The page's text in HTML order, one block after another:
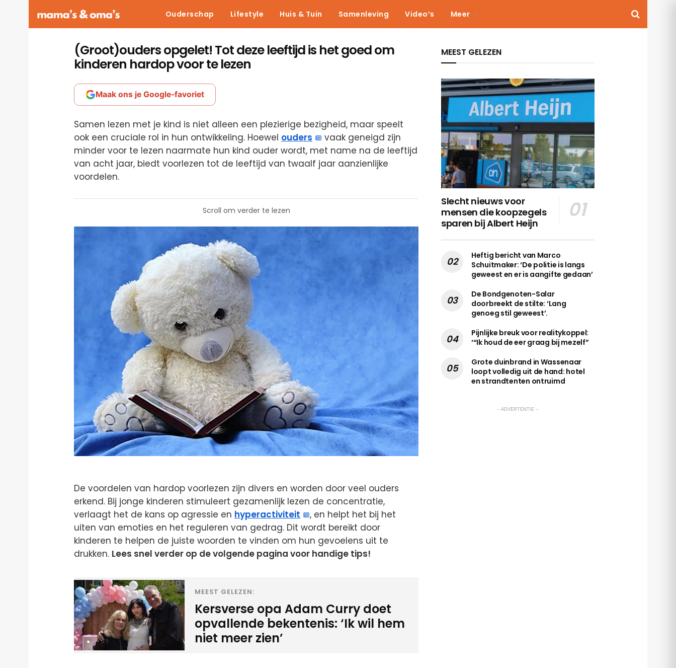
Ouderschap Lifestyle Huis & Tuin Samenleving Video’s Meer
(Groot)ouders opgelet! Tot deze leeftijd is het goed om
kinderen hardop voor te lezen
Maak ons je Google-favoriet
Samen lezen met je kind is niet alleen een plezierige bezigheid, maar speelt
ook een cruciale rol in hun ontwikkeling. Hoewel ouders
vaak geneigd zijn
minder voor te lezen naarmate hun kind ouder wordt, met name na de leeftijd
van acht jaar, biedt voorlezen tot de leeftijd van twaalf jaar aanzienlijke
voordelen.
Scroll om verder te lezen
De voordelen van hardop voorlezen zijn divers en worden door veel ouders
erkend. Bij jonge kinderen stimuleert gezamenlijk lezen de concentratie,
verlaagt het de kans op agressie en hyperactiviteit
, en helpt het bij het
uiten van emoties en het reguleren van gedrag. Dit wordt bereikt door
kinderen te helpen de juiste woorden te vinden om hun gevoelens uit te
drukken. Lees snel verder op de volgende pagina voor handige tips!
MEEST GELEZEN:
Kersverse opa Adam Curry doet
opvallende bekentenis: ‘Ik wil hem
niet meer zien’
MEEST GELEZEN
Slecht nieuws voor
mensen die koopzegels
sparen bij Albert Heijn
Heftig bericht van Marco
Schuitmaker: ‘De politie is langs
geweest en er is aangifte gedaan’
De Bondgenoten-Salar
doorbreekt de stilte: ‘Lang
genoeg stil geweest’.
Pijnlijke breuk voor realitykoppel:
‘“Ik houd de eer graag bij mezelf”
Grote duinbrand in Wassenaar
loopt volledig uit de hand: hotel
en strandtenten ontruimd
-- ADVERTENTIE --